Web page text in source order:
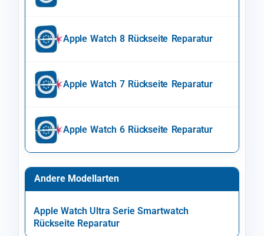
Apple Watch 8 Rückseite Reparatur
Apple Watch 7 Rückseite Reparatur
Apple Watch 6 Rückseite Reparatur
Andere Modellarten
Apple Watch Ultra Serie Smartwatch
Rückseite Reparatur